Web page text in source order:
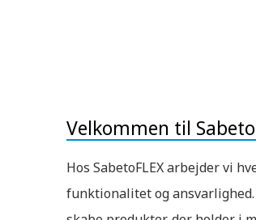
Velkommen til
Hos SabetoFLEX arbejder vi
funktionalitet og